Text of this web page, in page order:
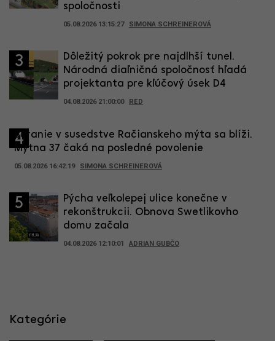
spoločnosti
05.08.2026 13:15:27 SIMONA SCHREINEROVÁ
3
Dôležitý pokrok pre najdlhší tunel.
Národná diaľničná spoločnosť hľadá
projektanta pre kľúčový úsek D4
04.08.2026 21:00:00 RED
4
Búranie v susedstve Račianskeho mýta sa blíži.
Mýtna 37 čaká na posledné povolenie
05.08.2026 16:42:19 SIMONA SCHREINEROVÁ
5
Pýcha veľkolepej ulice konečne v
rekonštrukcii. Obnova Swetlikovho
domu začala
04.08.2026 12:10:01 ADRIAN GUBČO
Kategórie